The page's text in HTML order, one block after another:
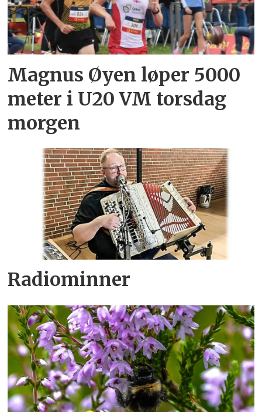
Magnus Øyen løper 5000
meter i U20 VM torsdag
morgen
Radiominner